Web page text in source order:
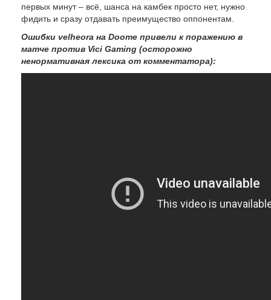
первых минут – всё, шанса на камбек просто нет, нужно
фидить и сразу отдавать преимущество оппонентам.
Ошибки velheorа на Doome привели к поражению в
матче против Vici Gaming (осторожно
ненормативная лексика от комментатора):